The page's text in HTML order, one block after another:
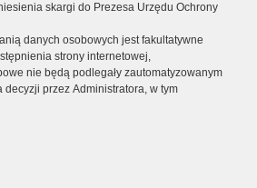
skargi do Prezesa Urzędu Ochrony
danych osobowych jest fakultatywne
strony internetowej,
nie będą podlegały zautomatyzowanym
przez Administratora, w tym